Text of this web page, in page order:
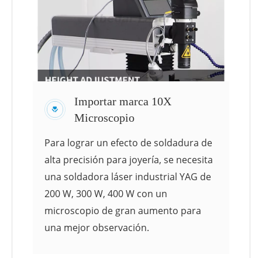
Importar marca 10X
Microscopio
Para lograr un efecto de soldadura de
alta precisión para joyería, se necesita
una soldadora láser industrial YAG de
200 W, 300 W, 400 W con un
microscopio de gran aumento para
una mejor observación.